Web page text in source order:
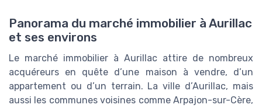
Panorama du marché immobilier à Aurillac
et ses environs
Le marché immobilier à Aurillac attire de nombreux
acquéreurs en quête d’une maison à vendre, d’un
appartement ou d’un terrain. La ville d’Aurillac, mais
aussi les communes voisines comme Arpajon-sur-Cère,